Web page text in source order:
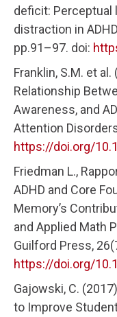
deficit: Perceptual
distraction in
pp.91–97. doi:
Franklin, S.M. et
Relationship
Awareness, and
Attention
https://doi.org/
Friedman L.,
ADHD and Core
Memory’s
and Applied Math
Guilford Press,
https://doi.org/
Gajowski, C.
to Improve